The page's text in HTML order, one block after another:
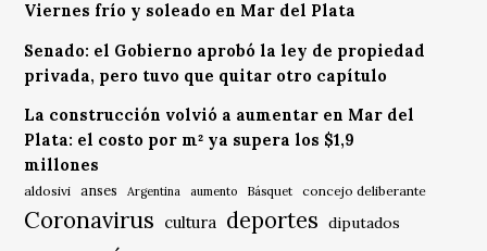
Viernes frío y soleado en Mar del Plata
Senado: el Gobierno aprobó la ley de propiedad
privada, pero tuvo que quitar otro capítulo
La construcción volvió a aumentar en Mar del
Plata: el costo por m² ya supera los $1,9
millones
aldosivi anses Argentina aumento Básquet concejo deliberante
Coronavirus cultura deportes diputados